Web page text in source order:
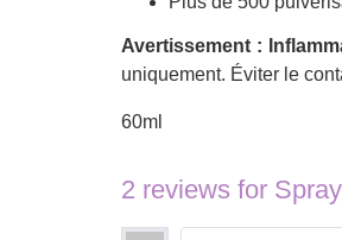
Avertissement :
uniquement. Éviter le
60ml
2 reviews for